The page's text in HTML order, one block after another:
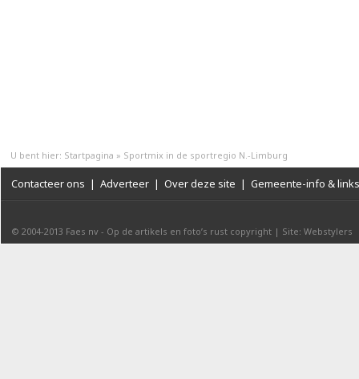
U bent hier: Startpagina » Sportmix in de sportregio N.-Limburg
Contacteer ons | Adverteer | Over deze site | Gemeente-info & links
© 2004-2013 Faes nv - Op de artikels en foto’s rust copyright | Site: Webstylers